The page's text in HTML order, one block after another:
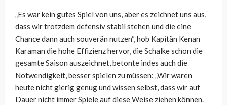
„Es war kein gutes Spiel von uns, aber es zeichnet uns aus,
dass wir trotzdem defensiv stabil stehen und die eine
Chance dann auch souverän nutzen“, hob Kapitän Kenan
Karaman die hohe Effizienz hervor, die Schalke schon die
gesamte Saison auszeichnet, betonte indes auch die
Notwendigkeit, besser spielen zu müssen: „Wir waren
heute nicht gierig genug und wissen selbst, dass wir auf
Dauer nicht immer Spiele auf diese Weise ziehen können.